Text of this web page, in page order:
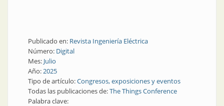
Publicado en: Revista Ingeniería Eléctrica
Número: Digital
Mes: Julio
Año:2025
Tipo de artículo:Congresos, exposiciones y eventos
Todas las publicaciones de:The Things Conference
Palabra clave: